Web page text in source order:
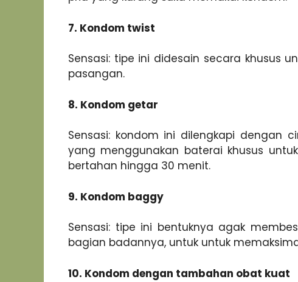
7. Kondom twist
Sensasi: tipe ini didesain secara khusus
pasangan.
8. Kondom getar
Sensasi: kondom ini dilengkapi dengan
yang menggunakan baterai khusus
bertahan hingga 30 menit.
9. Kondom baggy
Sensasi: tipe ini bentuknya agak
bagian badannya, untuk untuk
10. Kondom dengan tambahan obat kuat